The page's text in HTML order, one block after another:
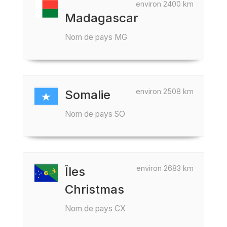
environ 2400 km
Madagascar
Nom de pays MG
environ 2508 km
Somalie
Nom de pays SO
environ 2683 km
Îles
Christmas
Nom de pays CX